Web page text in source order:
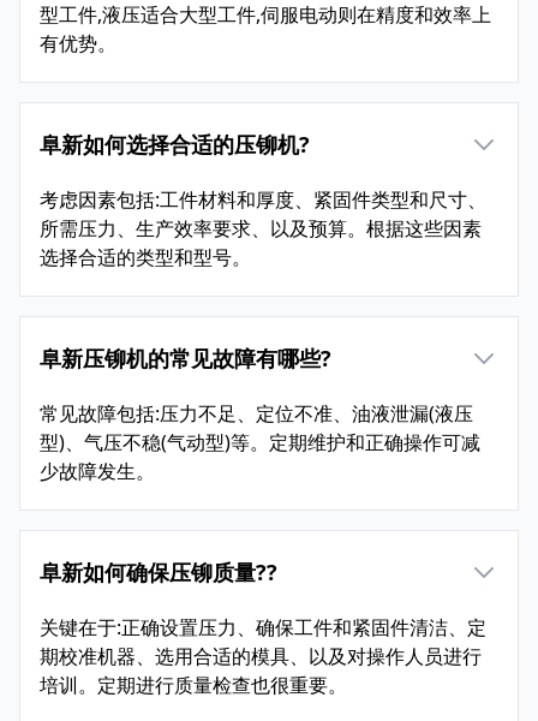
型工件,液压适合大型工件,伺服电动则在精度和效率上
有优势。
阜新如何选择合适的压铆机?
考虑因素包括:工件材料和厚度、紧固件类型和尺寸、
所需压力、生产效率要求、以及预算。根据这些因素
选择合适的类型和型号。
阜新压铆机的常见故障有哪些?
常见故障包括:压力不足、定位不准、油液泄漏(液压
型)、气压不稳(气动型)等。定期维护和正确操作可减
少故障发生。
阜新如何确保压铆质量??
关键在于:正确设置压力、确保工件和紧固件清洁、定
期校准机器、选用合适的模具、以及对操作人员进行
培训。定期进行质量检查也很重要。